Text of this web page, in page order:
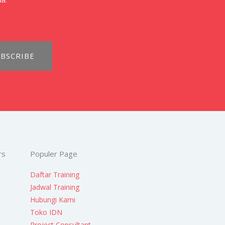
Populer Page
Daftar Training
Jadwal Training
Hubungi Kami
Toko IDN